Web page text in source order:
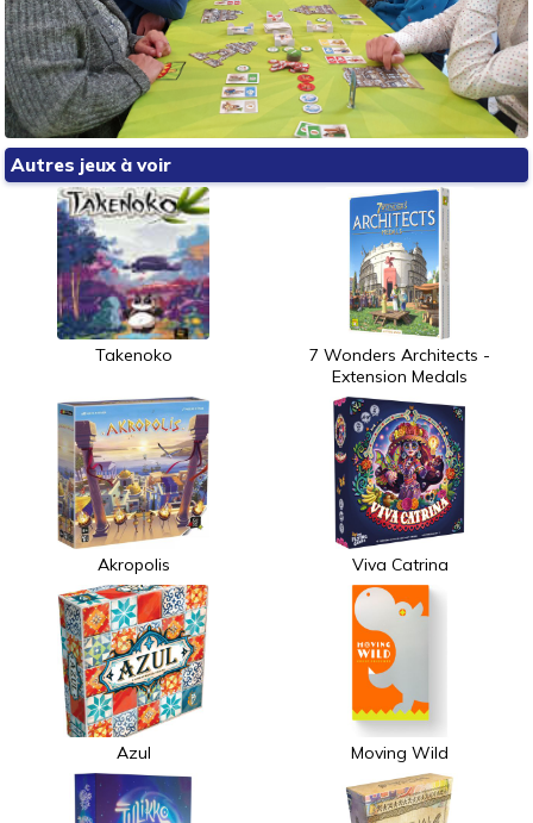
Autres jeux à voir
Takenoko
7 Wonders Architects -
Extension Medals
Akropolis Viva Catrina
Azul Moving Wild